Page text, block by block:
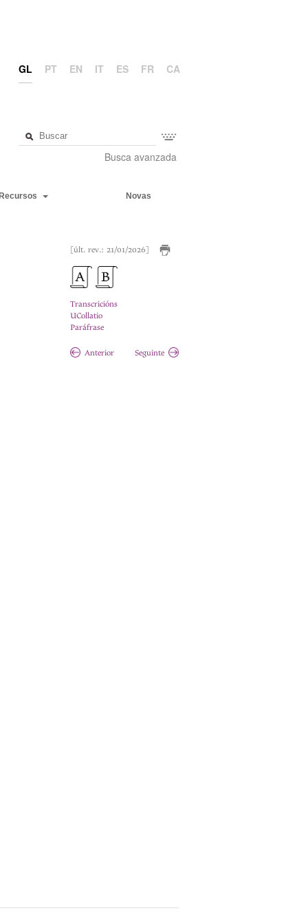
GL PT EN IT ES FR CA
Busca avanzada
Novas
[últ. rev.: 21/01/2026]
Transcricións
UCollatio
Paráfrase
Anterior Seguinte